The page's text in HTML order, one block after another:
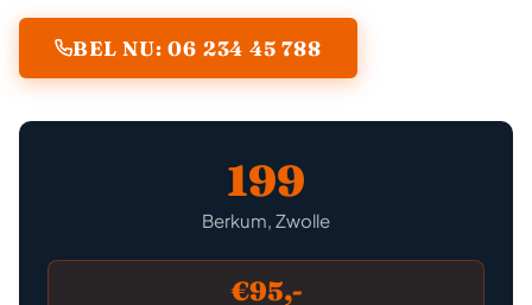
BEL NU: 06 234 45 788
199
Berkum, Zwolle
€95,-